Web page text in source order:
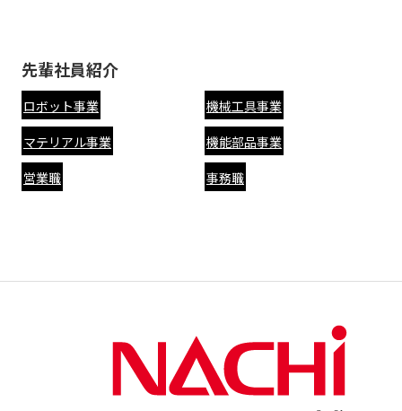
先輩社員紹介
ロボット事業
機械工具事業
マテリアル事業
機能部品事業
営業職
事務職